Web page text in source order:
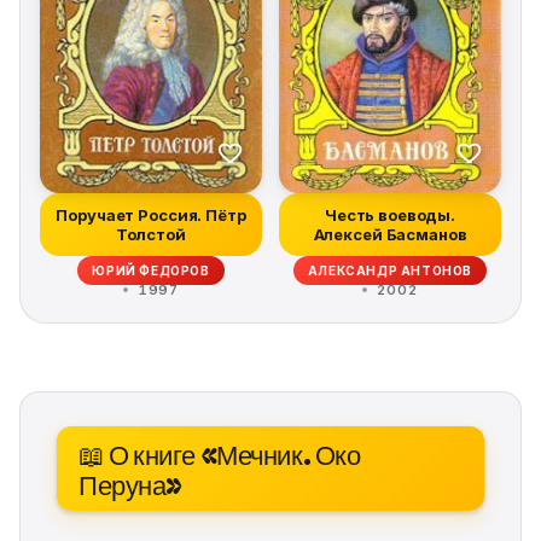
Поручает Россия. Пётр
Толстой
ЮРИЙ ФЕДОРОВ
1997
Честь воеводы.
Алексей Басманов
АЛЕКСАНДР АНТОНОВ
2002
📖 О книге «Мечник. Око
Перуна»